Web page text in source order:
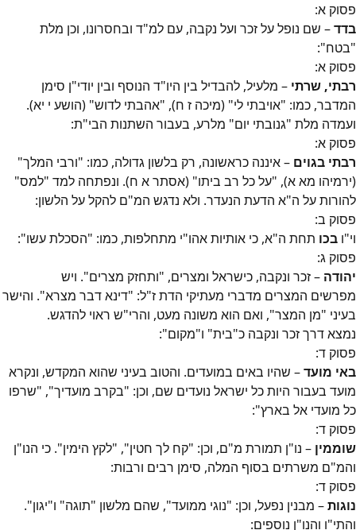
פסוק א:
בדד– שם נופל על זכר ועל נקבה, עם למ"ד ובחסרונו, וכן מלת
"בטח":
פסוק א:
רבתי, שרתי – מלעיל, להבדיל בין היו"ד הנוסף ובין יודי"ן סימן
המדבר, כמו: "אויבתי לי" (מיכה ז ח), "אהבתי לדוש" (הושע י יא).
ועמדה מלת "גנובתי יום" מלרע, בעבור השתנות הבי"ת:
פסוק א:
רבתי בגוים – איננה כראשונה, רק בלשון גדולה, כמו: "ורבי המלך"
(ירמיהו מא א), "על כל רב ביתו" (אסתר א ח). ונפתחה למד "למס"
להורות על ה"א הדעת הנעדר. ולא נדגש המ"ם להקל על הלשון:
פסוק ב:
וי"ו בכו תחת ה"א, כי אותיות אהו"י מתחלפות, כמו: "הסכלת עשו":
פסוק ג:
יהודה – זכר ונקבה, כישראל ומצרים, "ותחזק מצרים". ויש
מפרשים המצרים מדברי מעתיקי הדת ז"ל: "דינא דבר מצרא". והישר
בעיני "מן המצר", ואם הוא משונה מעט, והרי"ש ראוי להדגש.
נמצא דרך זכר ונקבה כ"בית" ו"מקום":
פסוק ד:
באי מועד– שהיו באים במועדים. והטוב בעיני שהוא המקדש, ונקרא
מועד בעבור היות כל ישראל נועדים שם, וכן: "בקרב מועדיך", "שרפו
כל מועדי אל בארץ":
פסוק ד:
שוממין – נו"ן תמורת מ"ם, וכן: "קח לך חטין", "לקץ הימין". כי הנו"ן
והמ"ם משרתים בסוף המלה, סימן רבים ורבות:
פסוק ד:
נוגות– מבנין נפעל, וכן: "נוגי ממועד", שהם מלשון "תוגה" ו"יגון".
והתי"ו והנו"ן נוספים: